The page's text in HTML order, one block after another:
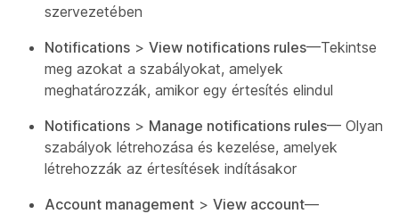
szervezetében
Notifications > View notifications rules—Tekintse
meg azokat a szabályokat, amelyek
meghatározzák, amikor egy értesítés elindul
Notifications > Manage notifications rules— Olyan
szabályok létrehozása és kezelése, amelyek
létrehozzák az értesítések indításakor
Account management > View account—